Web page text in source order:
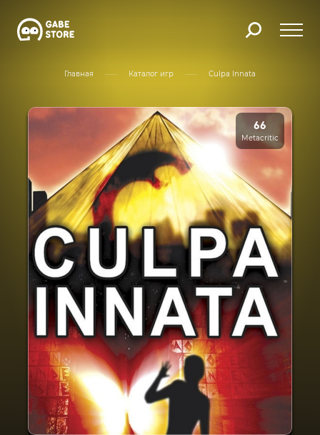
Главная Каталог игр Culpa Innata
66
Metacritic